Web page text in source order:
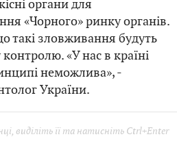
органи для
«Чорного» ринку органів.
такі зловживання будуть
«У нас в країні
неможлива», -
України.
виділіть її та натисніть Ctrl+Enter